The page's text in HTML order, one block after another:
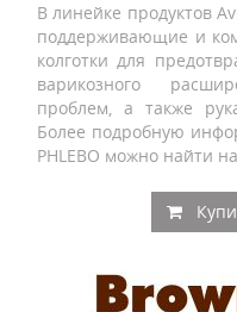
В линейке продуктов
поддерживающие и
колготки для
варикозного
проблем, а также
Более подробную
PHLEBO можно найти